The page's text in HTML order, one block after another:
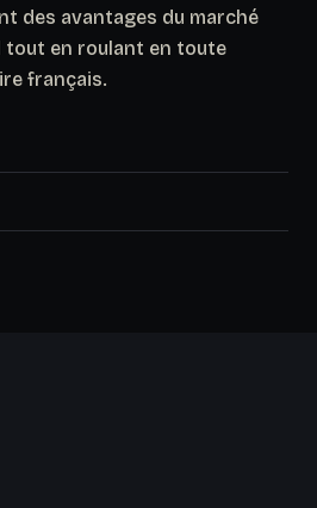
des avantages du marché
tout en roulant en toute
français.